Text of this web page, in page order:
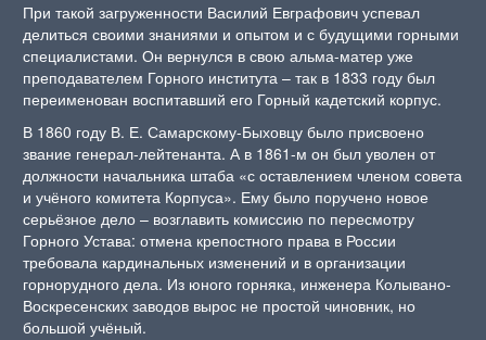
При такой загруженности Василий Евграфович успевал
делиться своими знаниями и опытом и с будущими горными
специалистами. Он вернулся в свою альма-матер уже
преподавателем Горного института – так в 1833 году был
переименован воспитавший его Горный кадетский корпус.
В 1860 году В. Е. Самарскому-Быховцу было присвоено
звание генерал-лейтенанта. А в 1861-м он был уволен от
должности начальника штаба «с оставлением членом совета
и учёного комитета Корпуса». Ему было поручено новое
серьёзное дело – возглавить комиссию по пересмотру
Горного Устава: отмена крепостного права в России
требовала кардинальных изменений и в организации
горнорудного дела. Из юного горняка, инженера Колывано-
Воскресенских заводов вырос не простой чиновник, но
большой учёный.